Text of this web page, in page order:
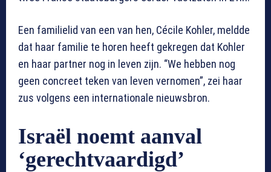
Een familielid van een van hen, Cécile Kohler, meldde
dat haar familie te horen heeft gekregen dat Kohler
en haar partner nog in leven zijn. “We hebben nog
geen concreet teken van leven vernomen”, zei haar
zus volgens een internationale nieuwsbron.
Israël noemt aanval
‘gerechtvaardigd’